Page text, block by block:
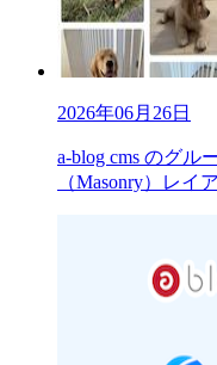
2026年06月26日
a-blog cms のグル
（Masonry）レイ